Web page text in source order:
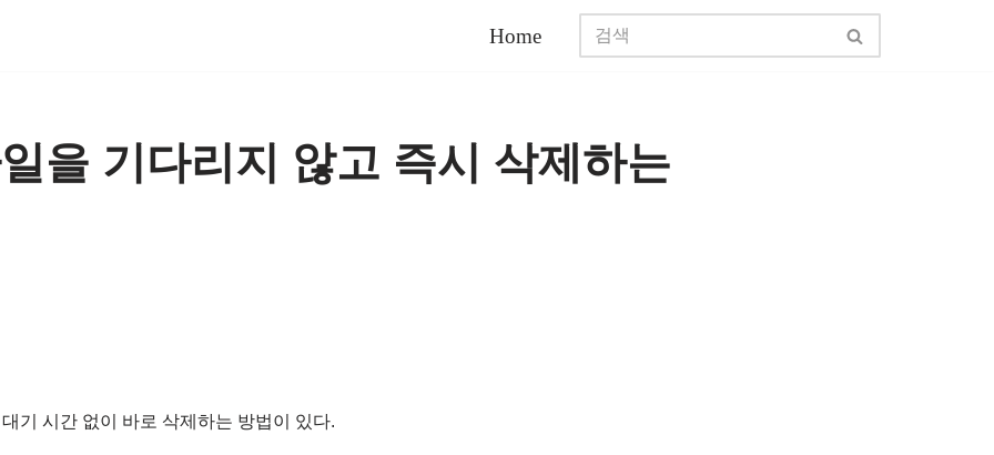
Home
을 기다리지 않고 즉시 삭제하는
기 시간 없이 바로 삭제하는 방법이 있다.